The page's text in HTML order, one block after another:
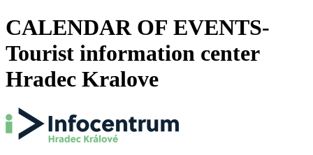
CALENDAR OF EVENTS-
Tourist information center
Hradec Kralove